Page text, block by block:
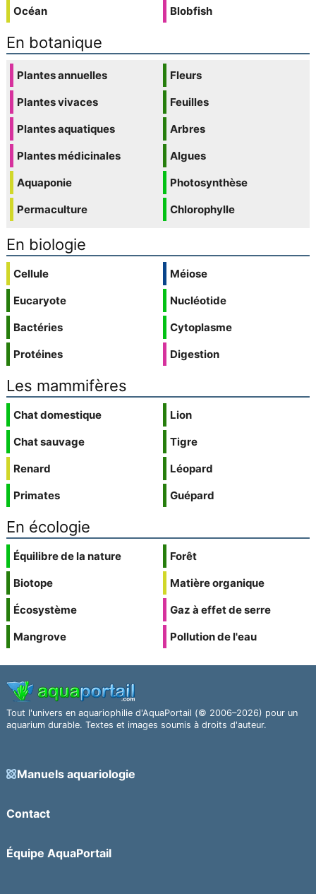
Océan
Blobfish
En botanique
Plantes annuelles
Plantes vivaces
Plantes aquatiques
Plantes médicinales
Aquaponie
Permaculture
Fleurs
Feuilles
Arbres
Algues
Photosynthèse
Chlorophylle
En biologie
Cellule
Eucaryote
Bactéries
Protéines
Méiose
Nucléotide
Cytoplasme
Digestion
Les mammifères
Chat domestique
Chat sauvage
Renard
Primates
Lion
Tigre
Léopard
Guépard
En écologie
Équilibre de la nature
Biotope
Écosystème
Mangrove
Forêt
Matière organique
Gaz à effet de serre
Pollution de l'eau
Tout l'univers en aquariophilie d'AquaPortail (© 2006–2026) pour un
aquarium durable. Textes et images soumis à droits d'auteur.
Manuels aquariologie
Contact
Équipe AquaPortail